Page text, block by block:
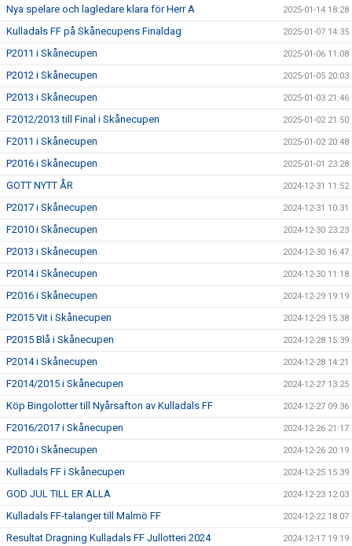
Nya spelare och lagledare klara för Herr A 2025-01-14 18:28
Kulladals FF på Skånecupens Finaldag 2025-01-07 14:35
P2011 i Skånecupen 2025-01-06 11:08
P2012 i Skånecupen 2025-01-05 20:03
P2013 i Skånecupen 2025-01-03 21:46
F2012/2013 till Final i Skånecupen 2025-01-02 21:50
F2011 i Skånecupen 2025-01-02 20:48
P2016 i Skånecupen 2025-01-01 23:28
GOTT NYTT ÅR 2024-12-31 11:52
P2017 i Skånecupen 2024-12-31 10:31
F2010 i Skånecupen 2024-12-30 23:23
P2013 i Skånecupen 2024-12-30 16:47
P2014 i Skånecupen 2024-12-30 11:18
P2016 i Skånecupen 2024-12-29 19:19
P2015 Vit i Skånecupen 2024-12-29 15:38
P2015 Blå i Skånecupen 2024-12-28 15:39
P2014 i Skånecupen 2024-12-28 14:21
F2014/2015 i Skånecupen 2024-12-27 13:25
Köp Bingolotter till Nyårsafton av Kulladals FF 2024-12-27 09:36
F2016/2017 i Skånecupen 2024-12-26 21:17
P2010 i Skånecupen 2024-12-26 20:19
Kulladals FF i Skånecupen 2024-12-25 15:39
GOD JUL TILL ER ALLA 2024-12-23 12:03
Kulladals FF-talanger till Malmö FF 2024-12-22 18:07
Resultat Dragning Kulladals FF Jullotteri 2024 2024-12-17 19:19